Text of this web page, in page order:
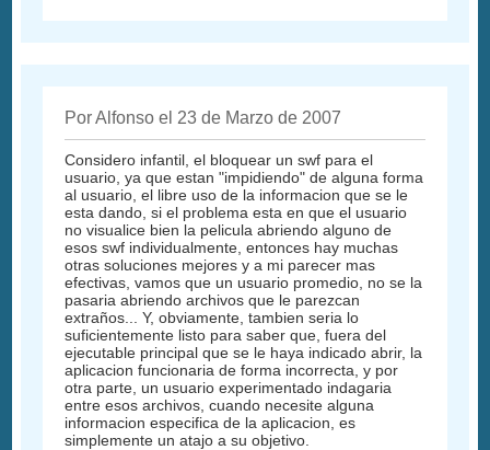
Por Alfonso el 23 de Marzo de 2007
Considero infantil, el bloquear un swf para el
usuario, ya que estan "impidiendo" de alguna forma
al usuario, el libre uso de la informacion que se le
esta dando, si el problema esta en que el usuario
no visualice bien la pelicula abriendo alguno de
esos swf individualmente, entonces hay muchas
otras soluciones mejores y a mi parecer mas
efectivas, vamos que un usuario promedio, no se la
pasaria abriendo archivos que le parezcan
extraños... Y, obviamente, tambien seria lo
suficientemente listo para saber que, fuera del
ejecutable principal que se le haya indicado abrir, la
aplicacion funcionaria de forma incorrecta, y por
otra parte, un usuario experimentado indagaria
entre esos archivos, cuando necesite alguna
informacion especifica de la aplicacion, es
simplemente un atajo a su objetivo.